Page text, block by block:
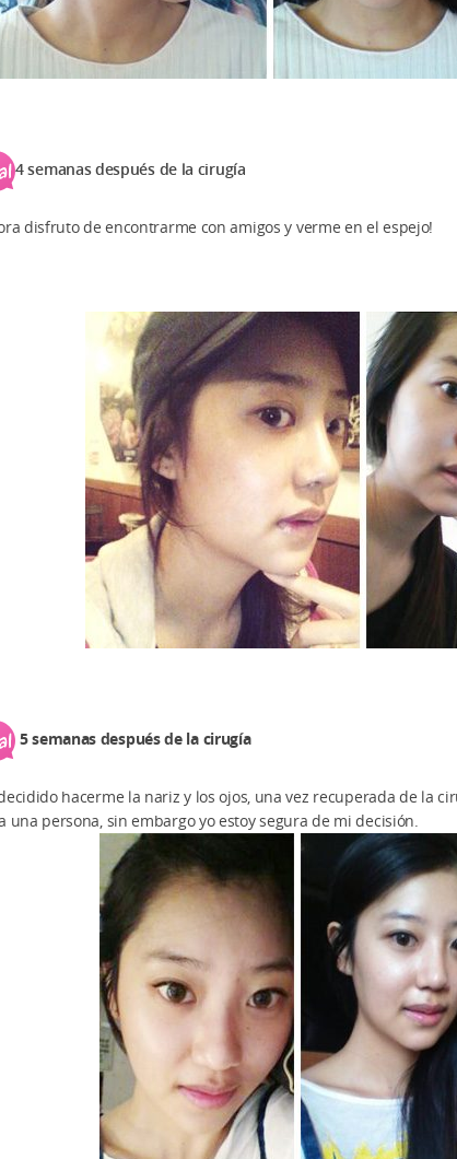
4 semanas después de la cirugía
disfruto de encontrarme con amigos y verme en el espejo!
5 semanas después de la cirugía
hacerme la nariz y los ojos, una vez recuperada de la
una persona, sin embargo yo estoy segura de mi decisión.